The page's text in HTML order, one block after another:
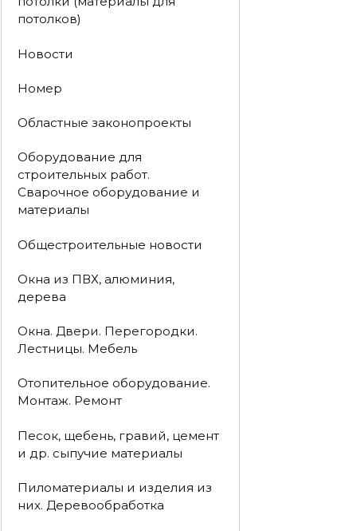
потолков)
Новости
Номер
Областные законопроекты
Оборудование для
строительных работ.
Сварочное оборудование и
материалы
Общестроительные новости
Окна из ПВХ, алюминия,
дерева
Окна. Двери. Перегородки.
Лестницы. Мебель
Отопительное оборудование.
Монтаж. Ремонт
Песок, щебень, гравий, цемент
и др. сыпучие материалы
Пиломатериалы и изделия из
них. Деревообработка